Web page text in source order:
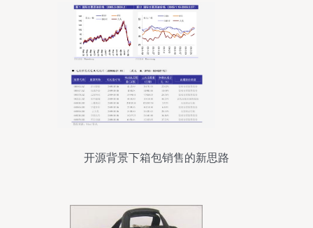
开源背景下箱包销售的新思路